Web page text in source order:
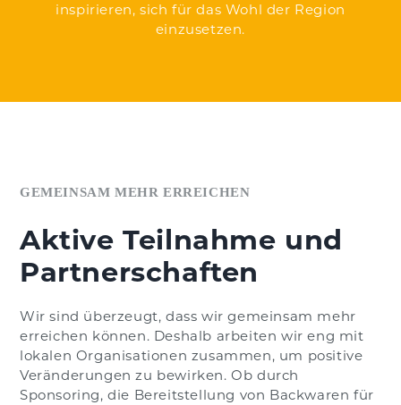
inspirieren, sich für das Wohl der Region
einzusetzen.
GEMEINSAM MEHR ERREICHEN
Aktive Teilnahme und
Partnerschaften
Wir sind überzeugt, dass wir gemeinsam mehr
erreichen können. Deshalb arbeiten wir eng mit
lokalen Organisationen zusammen, um positive
Veränderungen zu bewirken. Ob durch
Sponsoring, die Bereitstellung von Backwaren für